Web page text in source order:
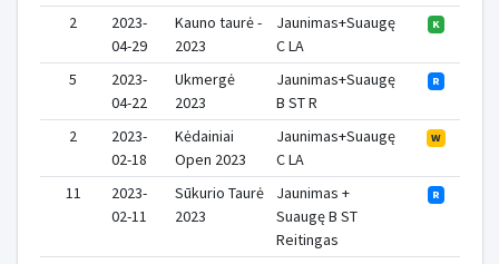
2
2023-
04-29
Kauno taurė -
2023
Jaunimas+Suaugę
C LA
K
5
2023-
04-22
Ukmergė
2023
Jaunimas+Suaugę
B ST R
R
2
2023-
02-18
Kėdainiai
Open 2023
Jaunimas+Suaugę
C LA
W
11
2023-
02-11
Sūkurio Taurė
2023
Jaunimas +
Suaugę B ST
Reitingas
R